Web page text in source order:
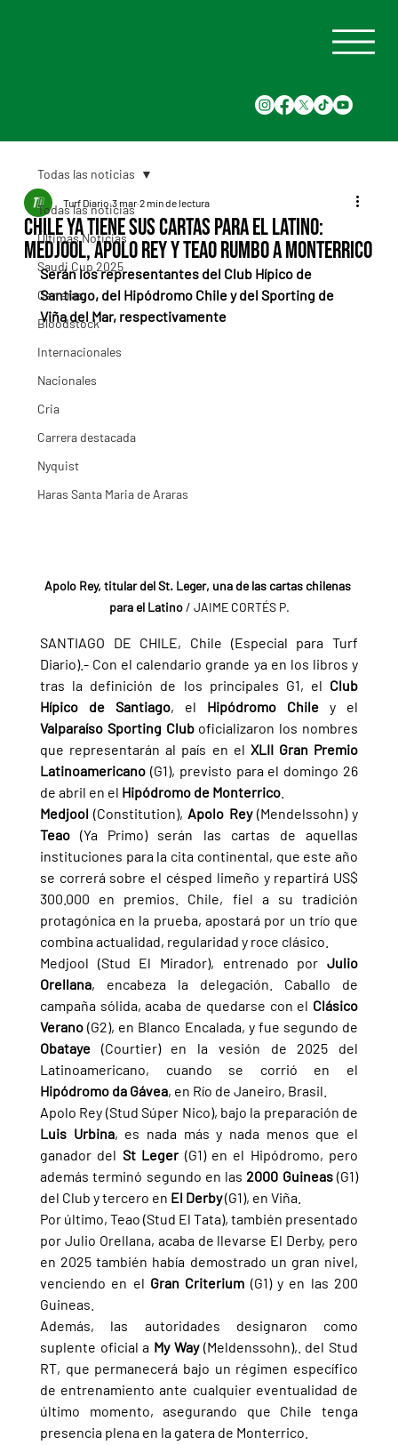
Todas las noticias
Últimas Noticias
Saudi Cup 2025
Carreras
Bloodstock
Internacionales
Nacionales
Cria
Carrera destacada
Nyquist
Haras Santa Maria de Araras
Todas las noticias
Chile ya tiene sus cartas para el Latino:
Medjool, Apolo Rey y Teao rumbo a Monterrico
Turf Diario 3 mar 2 min de lectura
Serán los representantes del Club Hípico de
Santiago, del Hipódromo Chile y del Sporting de
Viña del Mar, respectivamente
Apolo Rey, titular del St. Leger, una de las cartas chilenas
para el Latino / JAIME CORTÉS P.
SANTIAGO DE CHILE, Chile (Especial para Turf
Diario).- Con el calendario grande ya en los libros y
tras la definición de los principales G1, el Club
Hípico de Santiago, el Hipódromo Chile
Valparaíso Sporting Club oficializaron los nombres
que representarán al país en el XLII Gran Premio
Latinoamericano (G1), previsto para el domingo 26
de abril en el Hipódromo de Monterrico.
Medjool (Constitution), Apolo Rey
Teao (Ya Primo) serán las cartas de aquellas
instituciones para la cita continental, que este año
se correrá sobre el césped limeño y repartirá US$
300.000 en premios. Chile, fiel a su tradición
protagónica en la prueba, apostará por un trío que
combina actualidad, regularidad y roce clásico.
Medjool (Stud El Mirador), entrenado por Julio
Orellana, encabeza la delegación. Caballo de
campaña sólida, acaba de quedarse con el Clásico
Verano
Obataye (Courtier) en la vesión de 2025 del
Hipódromo da Gávea, en Río de Janeiro, Brasil.
Luis Urbina, es nada más y nada menos que el
ganador del St Leger (G1) en el Hipódromo, pero
además terminó segundo en las 2000 Guineas (G1)
del Club y tercero en El Derby (G1), en Viña.
Por último, Teao (Stud El Tata), también presentado
por Julio Orellana, acaba de llevarse El Derby, pero
en 2025 también había demostrado un gran nivel,
venciendo en el Gran Criterium (G1) y en las 200
Guineas.
Además, las autoridades designaron como
suplente oficial a My Way (Meldenssohn),. del Stud
RT, que permanecerá bajo un régimen específico
de entrenamiento ante cualquier eventualidad de
último momento, asegurando que Chile tenga
presencia plena en la gatera de Monterrico.